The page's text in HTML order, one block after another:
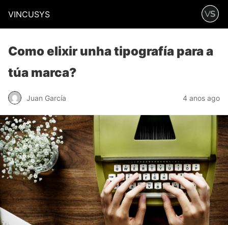
VINCUSYS
Como elixir unha tipografía para a
túa marca?
Juan García 4 anos ago